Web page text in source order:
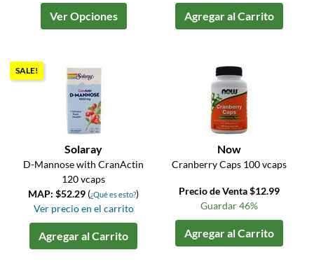
Ver Opciones Agregar al Carrito
SALE!
Solaray
D-Mannose with CranActin
120 vcaps
MAP: $52.29 (¿Qué es esto?)
Ver precio en el carrito
Agregar al Carrito
Now
Cranberry Caps 100 vcaps
Precio de Venta $12.99
Guardar 46%
Agregar al Carrito